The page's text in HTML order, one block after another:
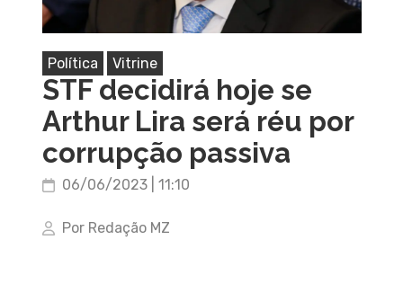
Política Vitrine
STF decidirá hoje se
Arthur Lira será réu por
corrupção passiva
06/06/2023 | 11:10
Por Redação MZ